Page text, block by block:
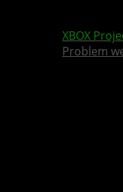
XBOX
Problem